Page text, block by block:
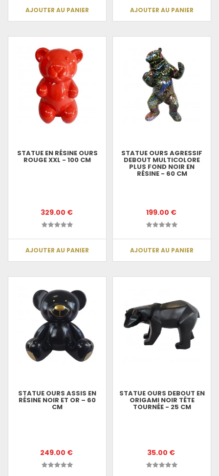
AJOUTER AU PANIER AJOUTER AU PANIER
STATUE EN RÉSINE OURS
ROUGE XXL - 100 CM
329.00 €
AJOUTER AU PANIER
STATUE OURS AGRESSIF
DEBOUT MULTICOLORE
PLUS FOND NOIR EN
RÉSINE - 60 CM
199.00 €
AJOUTER AU PANIER
STATUE OURS ASSIS EN
RÉSINE NOIR ET OR – 60
CM
249.00 €
STATUE OURS DEBOUT EN
ORIGAMI NOIR TÊTE
TOURNÉE - 25 CM
35.00 €